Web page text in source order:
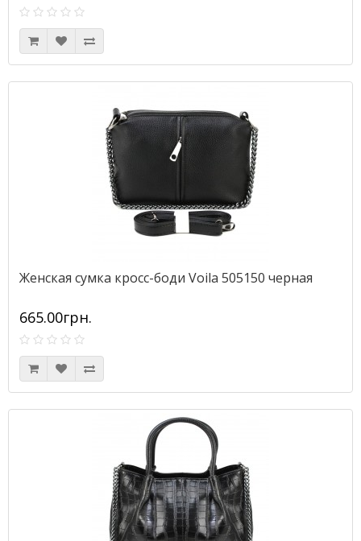
Женская сумка кросс-боди Voila 505150 черная
665.00грн.